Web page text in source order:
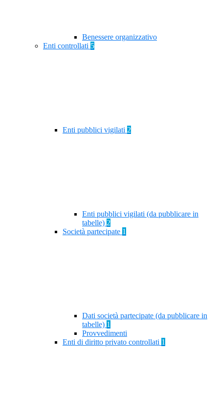
Benessere organizzativo
Enti controllati 5
Enti pubblici vigilati 2
Enti pubblici vigilati (da pubblicare in
tabelle) 2
Società partecipate 1
Dati società partecipate (da pubblicare in
tabelle) 1
Provvedimenti
Enti di diritto privato controllati 1